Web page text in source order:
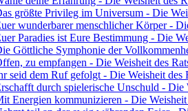
größte Privileg im Universum - Die
wunderbarer menschlicher Körper -
Paradies ist Eure Bestimmung - Die
Göttliche Symphonie der
zu empfangen - Die Weisheit des
seid dem Ruf gefolgt - Die Weisheit des
durch spielerische Unschuld - Die
Energien kommunizieren - Die Weisheit